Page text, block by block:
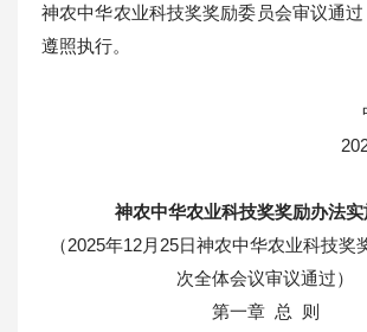
神农中华农业科技奖奖励委员会审议通
遵照执行。
神农中华农业科技奖奖励办法实
（2025年12月25日神农中华农业科技奖
次全体会议审议通过）
第一章 总 则